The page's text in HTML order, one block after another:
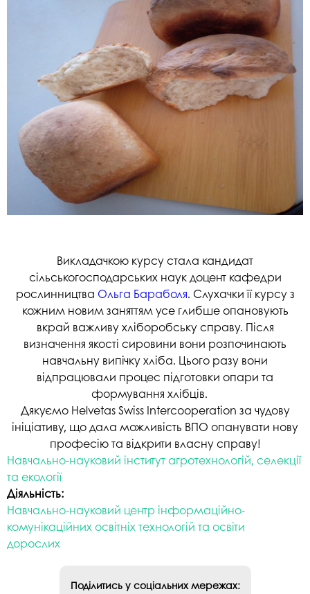
Викладачкою курсу стала кандидат
сільськогосподарських наук доцент кафедри
рослинництва Ольга Бараболя. Слухачки її курсу з
кожним новим заняттям усе глибше опановують
вкрай важливу хліборобську справу. Після
визначення якості сировини вони розпочинають
навчальну випічку хліба. Цього разу вони
відпрацювали процес підготовки опари та
формування хлібців.
Дякуємо Helvetas Swiss Intercooperation за чудову
ініціативу, що дала можливість ВПО опанувати нову
професію та відкрити власну справу!
Навчально-науковий інститут агротехнологій, селекції
та екології
Діяльність:
Навчально-науковий центр інформаційно-
комунікаційних освітніх технологій та освіти
дорослих
Поділитись у соціальних мережах: